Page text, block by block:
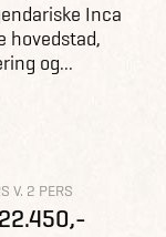
Inca
hovedstad,
og...
V. 2 PERS